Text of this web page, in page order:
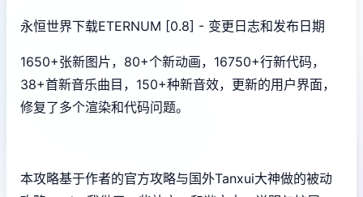
永恒世界下载ETERNUM [0.8] - 变更日志和发布日期
1650+张新图片，80+个新动画，16750+行新代码，
38+首新音乐曲目，150+种新音效，更新的用户界面，
修复了多个渲染和代码问题。
本攻略基于作者的官方攻略与国外Tanxui大神做的被动